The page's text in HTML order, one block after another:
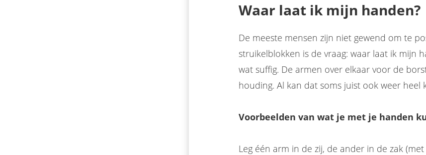
Waar laat ik mijn handen?
De meeste mensen zijn niet gewend om te
struikelblokken is de vraag: waar laat ik mijn
wat suffig. De armen over elkaar voor de
houding. Al kan dat soms juist ook weer heel
Voorbeelden van wat je met je handen
Leg één arm in de zij, de ander in de zak